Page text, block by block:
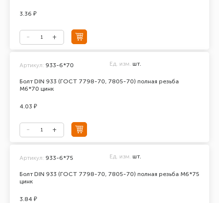
3.36 ₽
Болт DIN 933 (ГОСТ 7798-70, 7805-70) полная резьба
М6*70 цинк
Артикул: 933-6*70 Ед. изм. шт.
4.03 ₽
Болт DIN 933 (ГОСТ 7798-70, 7805-70) полная резьба М6*75
цинк
Артикул: 933-6*75 Ед. изм. шт.
3.84 ₽